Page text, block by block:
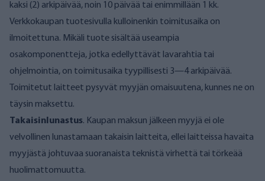
kaksi (2) arkipäivää, noin 10 päivää tai enimmillään 1 kk.
Verkkokaupan tuotesivulla kulloinenkin toimitusaika on
ilmoitettuna. Mikäli tuote sisältää useampia
osakomponentteja, jotka edellyttävät lavarahtia tai
ohjelmointia, on toimitusaika tyypillisesti 3—4 arkipäivää.
Toimitetut laitteet pysyvät myyjän omaisuutena, kunnes ne on
täysin maksettu.
Takaisinlunastus. Kaupan maksun jälkeen myyjä ei ole
velvollinen lunastamaan takaisin laitteita, ellei laitteissa havaita
myyjästä johtuvaa suoranaista teknistä virhettä tai törkeää
huolimattomuutta.